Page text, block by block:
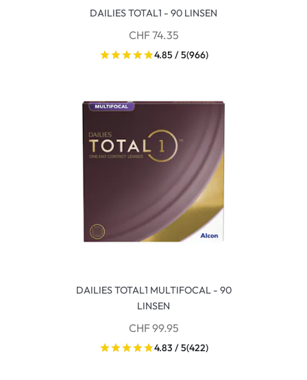
DAILIES TOTAL1 - 90 LINSEN
CHF 74.35
4.85 / 5(966)
DAILIES TOTAL1 MULTIFOCAL - 90
LINSEN
CHF 99.95
4.83 / 5(422)